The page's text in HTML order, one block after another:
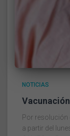
NOTICIAS
Por resolución
a partir del